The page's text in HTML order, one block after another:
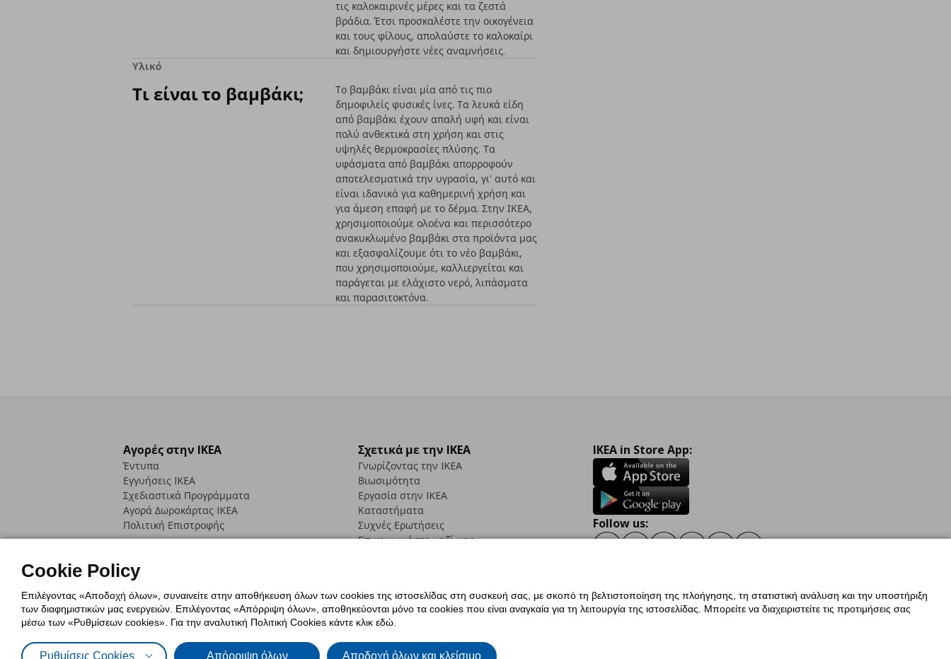
τις καλοκαιρινές μέρες και τα ζεστά
βράδια. Έτσι προσκαλέστε την οικογένεια
και τους φίλους, απολαύστε το καλοκαίρι
και δημιουργήστε νέες αναμνήσεις.
Υλικό
Τι είναι το βαμβάκι;
Το βαμβάκι είναι μία από τις πιο
δημοφιλείς φυσικές ίνες. Τα λευκά είδη
από βαμβάκι έχουν απαλή υφή και είναι
πολύ ανθεκτικά στη χρήση και στις
υψηλές θερμοκρασίες πλύσης. Τα
υφάσματα από βαμβάκι απορροφούν
αποτελεσματικά την υγρασία, γι' αυτό και
είναι ιδανικά για καθημερινή χρήση και
για άμεση επαφή με το δέρμα. Στην ΙΚΕΑ,
χρησιμοποιούμε ολοένα και περισσότερο
ανακυκλωμένο βαμβάκι στα προϊόντα μας
και εξασφαλίζουμε ότι το νέο βαμβάκι,
που χρησιμοποιούμε, καλλιεργείται και
παράγεται με ελάχιστο νερό, λιπάσματα
και παρασιτοκτόνα.
Αγορές στην IKEA
Έντυπα
Εγγυήσεις IKEA
Σχεδιαστικά Προγράμματα
Αγορά Δωρoκάρτας IKEA
Πολιτική Επιστροφής
Σχετικά με την IKEA
Γνωρίζοντας την IKEA
Βιωσιμότητα
Εργασία στην IKEA
Καταστήματα
Συχνές Ερωτήσεις
Επικοινωνήστε μαζί μας
IKEA in Store App:
Follow us:
Πολιτική Cookies Δήλωση ψηφιακής προσβασιμότητας
Γενική Πολιτική Προσωπικών Δεδομένων
Cookie Policy
Επιλέγοντας «Αποδοχή όλων», συναινείτε στην αποθήκευση όλων των cookies της ιστοσελίδας στη συσκευή σας, με σκοπό τη βελτιστοποίηση της πλοήγησης, τη στατιστική ανάλυση και την υποστήριξη
των διαφημιστικών μας ενεργειών. Επιλέγοντας «Απόρριψη όλων», αποθηκεύονται μόνο τα cookies που είναι αναγκαία για τη λειτουργία της ιστοσελίδας. Μπορείτε να διαχειριστείτε τις προτιμήσεις σας
μέσω των «Ρυθμίσεων cookies». Για την αναλυτική Πολιτική Cookies κάντε κλικ εδώ.
Ρυθμίσεις Cookies Απόρριψη όλων Αποδοχή όλων και κλείσιμο